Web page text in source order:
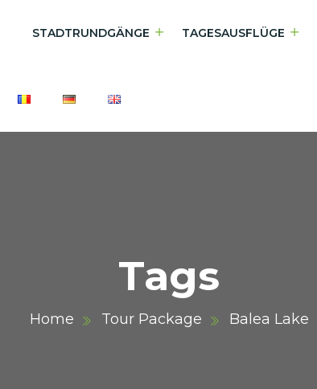
STADTRUNDGÄNGE TAGESAUSFLÜGE
Tags
Home Tour Package Balea Lake